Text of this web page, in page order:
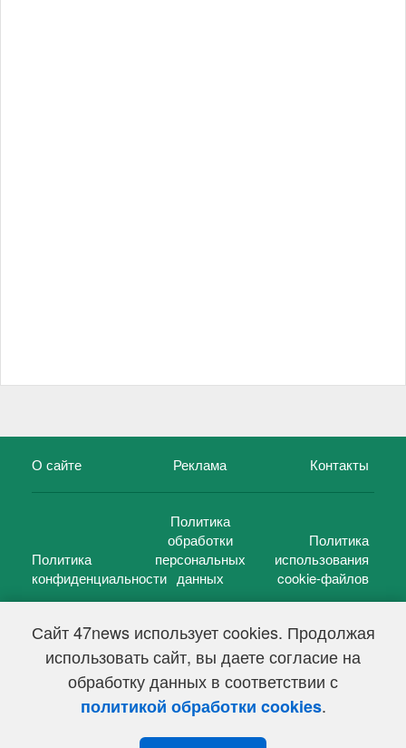
Сайт 47news использует cookies. Продолжая
использовать сайт, вы даете согласие на
обработку данных в соответствии с
политикой обработки cookies.
О сайте Реклама Контакты
Политика
конфиденциальности
Политика
обработки
персональных
данных
Политика
использования
cookie-файлов
47 новостей (47 news)2005 — 2026 г.
Свидетельство о регистрации СМИ Эл № ФС 77-39848, выдано
Федеральной службой по надзору в сфере связи,
информационных технологий и массовых коммуникаций